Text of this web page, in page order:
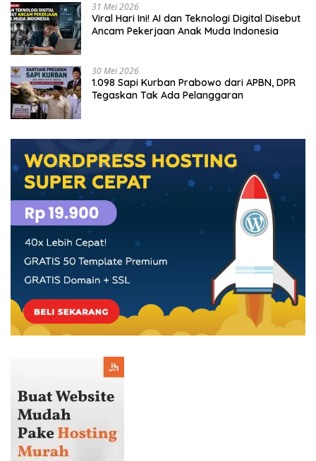
31 Mei 2026
Viral Hari Ini! AI dan Teknologi Digital Disebut
Ancam Pekerjaan Anak Muda Indonesia
30 Mei 2026
1.098 Sapi Kurban Prabowo dari APBN, DPR
Tegaskan Tak Ada Pelanggaran